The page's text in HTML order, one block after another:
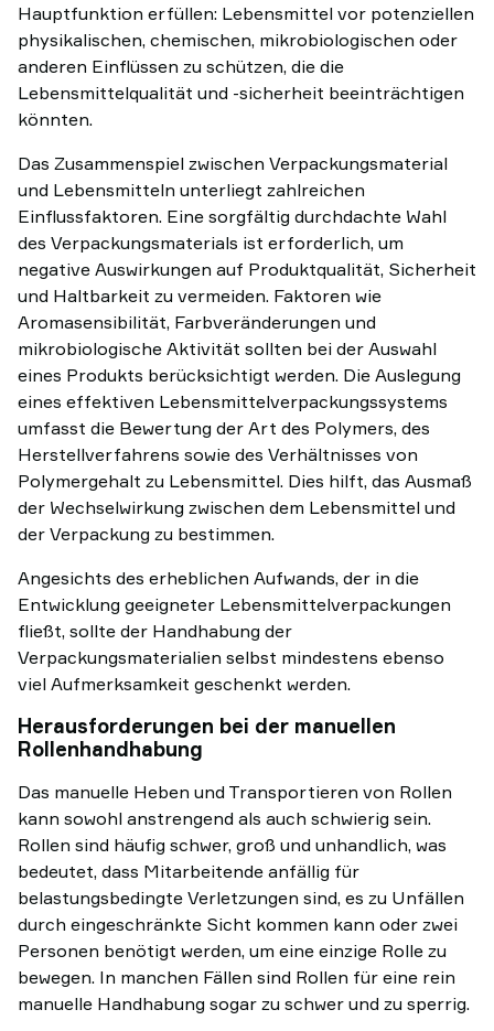
Hauptfunktion erfüllen: Lebensmittel vor potenziellen
physikalischen, chemischen, mikrobiologischen oder
anderen Einflüssen zu schützen, die die
Lebensmittelqualität und -sicherheit beeinträchtigen
könnten.
Das Zusammenspiel zwischen Verpackungsmaterial
und Lebensmitteln unterliegt zahlreichen
Einflussfaktoren. Eine sorgfältig durchdachte Wahl
des Verpackungsmaterials ist erforderlich, um
negative Auswirkungen auf Produktqualität, Sicherheit
und Haltbarkeit zu vermeiden. Faktoren wie
Aromasensibilität, Farbveränderungen und
mikrobiologische Aktivität sollten bei der Auswahl
eines Produkts berücksichtigt werden. Die Auslegung
eines effektiven Lebensmittelverpackungssystems
umfasst die Bewertung der Art des Polymers, des
Herstellverfahrens sowie des Verhältnisses von
Polymergehalt zu Lebensmittel. Dies hilft, das Ausmaß
der Wechselwirkung zwischen dem Lebensmittel und
der Verpackung zu bestimmen.
Angesichts des erheblichen Aufwands, der in die
Entwicklung geeigneter Lebensmittelverpackungen
fließt, sollte der Handhabung der
Verpackungsmaterialien selbst mindestens ebenso
viel Aufmerksamkeit geschenkt werden.
Herausforderungen bei der manuellen
Rollenhandhabung
Das manuelle Heben und Transportieren von Rollen
kann sowohl anstrengend als auch schwierig sein.
Rollen sind häufig schwer, groß und unhandlich, was
bedeutet, dass Mitarbeitende anfällig für
belastungsbedingte Verletzungen sind, es zu Unfällen
durch eingeschränkte Sicht kommen kann oder zwei
Personen benötigt werden, um eine einzige Rolle zu
bewegen. In manchen Fällen sind Rollen für eine rein
manuelle Handhabung sogar zu schwer und zu sperrig.